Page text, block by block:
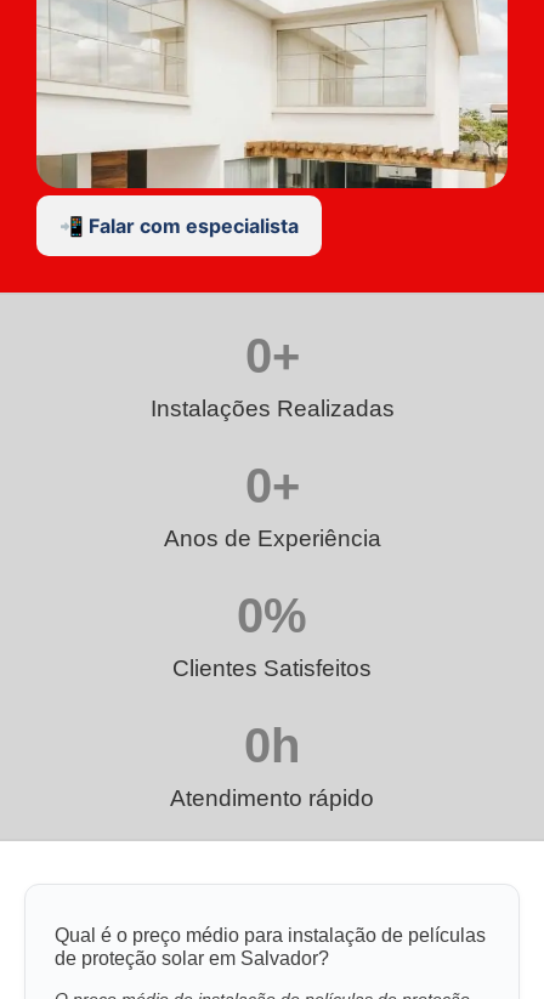
📲 Falar com especialista
Instalações Realizadas
0+
Anos de Experiência
0+
Clientes Satisfeitos
0%
Atendimento rápido
0h
Qual é o preço médio para instalação de películas
de proteção solar em Salvador?